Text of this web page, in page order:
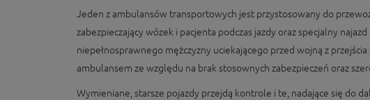
Jeden z ambulansów transportowych jest przystosowany do
zabezpieczający wózek i pacjenta podczas jazdy oraz specjalny
niepełnosprawnego mężczyzny uciekającego przed wojną z
ambulansem ze względu na brak stosownych zabezpieczeń oraz
Wymieniane, starsze pojazdy przejdą kontrole i te, nadające się do